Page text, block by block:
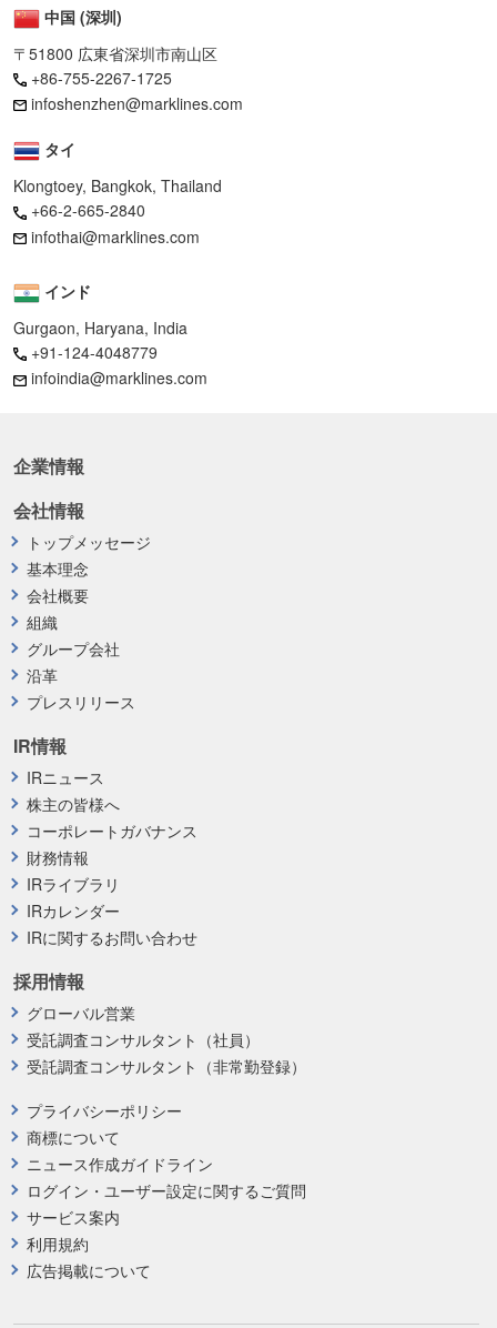
中国 (深圳)
〒51800 広東省深圳市南山区
+86-755-2267-1725
infoshenzhen@marklines.com
タイ
Klongtoey, Bangkok, Thailand
+66-2-665-2840
infothai@marklines.com
インド
Gurgaon, Haryana, India
+91-124-4048779
infoindia@marklines.com
企業情報
プライバシーポリシー
商標について
ニュース作成ガイドライン
ログイン・ユーザー設定に関するご質問
サービス案内
利用規約
広告掲載について
採用情報
グローバル営業
受託調査コンサルタント（社員）
受託調査コンサルタント（非常勤登録）
会社情報
トップメッセージ
基本理念
会社概要
組織
グループ会社
沿革
プレスリリース
IR情報
IRニュース
株主の皆様へ
コーポレートガバナンス
財務情報
IRライブラリ
IRカレンダー
IRに関するお問い合わせ